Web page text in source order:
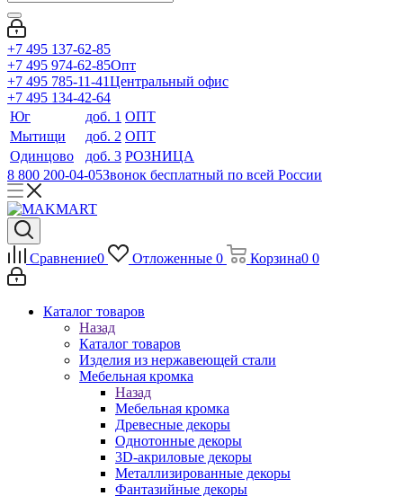
+7 495 137-62-85
+7 495 974-62-85Опт
+7 495 785-11-41Центральный офис
+7 495 134-42-64
Юг
доб. 1 ОПТ
Мытищи
доб. 2 ОПТ
Одинцово
доб. 3 РОЗНИЦА
8 800 200-04-05Звонок бесплатный по всей России
Сравнение0 Отложенные 0 Корзина0 0
Каталог товаров
Назад
Каталог товаров
Изделия из нержавеющей стали
Мебельная кромка
Назад
Мебельная кромка
Древесные декоры
Однотонные декоры
3D-акриловые декоры
Металлизированные декоры
Фантазийные декоры